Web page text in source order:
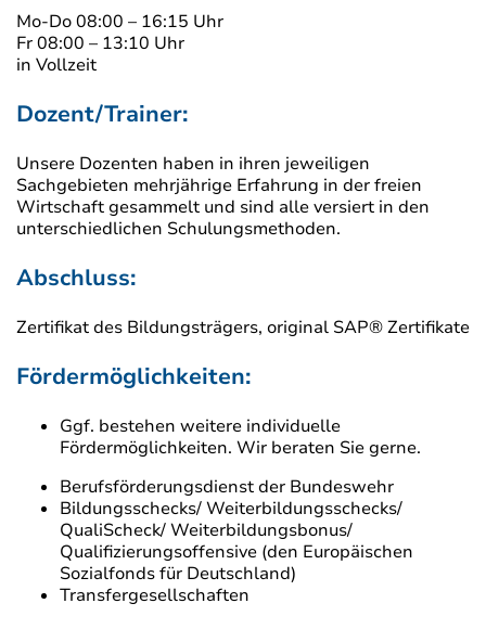
Mo-Do 08:00 – 16:15 Uhr
Fr 08:00 – 13:10 Uhr
in Vollzeit
Dozent/Trainer:
Unsere Dozenten haben in ihren jeweiligen
Sachgebieten mehrjährige Erfahrung in der freien
Wirtschaft gesammelt und sind alle versiert in den
unterschiedlichen Schulungsmethoden.
Abschluss:
Zertifikat des Bildungsträgers, original SAP® Zertifikate
Fördermöglichkeiten:
Ggf. bestehen weitere individuelle
Fördermöglichkeiten. Wir beraten Sie gerne.
Berufsförderungsdienst der Bundeswehr
Bildungsschecks/ Weiterbildungsschecks/
QualiScheck/ Weiterbildungsbonus/
Qualifizierungsoffensive (den Europäischen
Sozialfonds für Deutschland)
Transfergesellschaften